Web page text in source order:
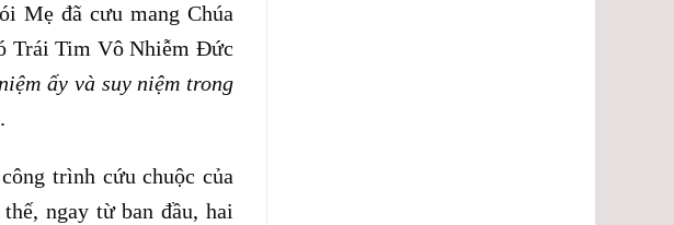
Mẹ đã cưu mang Chúa
Trái Tim Vô Nhiễm Đức
ấy và suy niệm trong
.
trình cứu chuộc của
ngay từ ban đầu, hai